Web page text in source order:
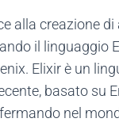
alla creazione
il linguaggio
Elixir è un
basato su
nel